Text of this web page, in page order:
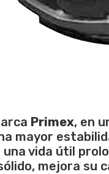
Primex, en
mayor
vida útil
mejora su